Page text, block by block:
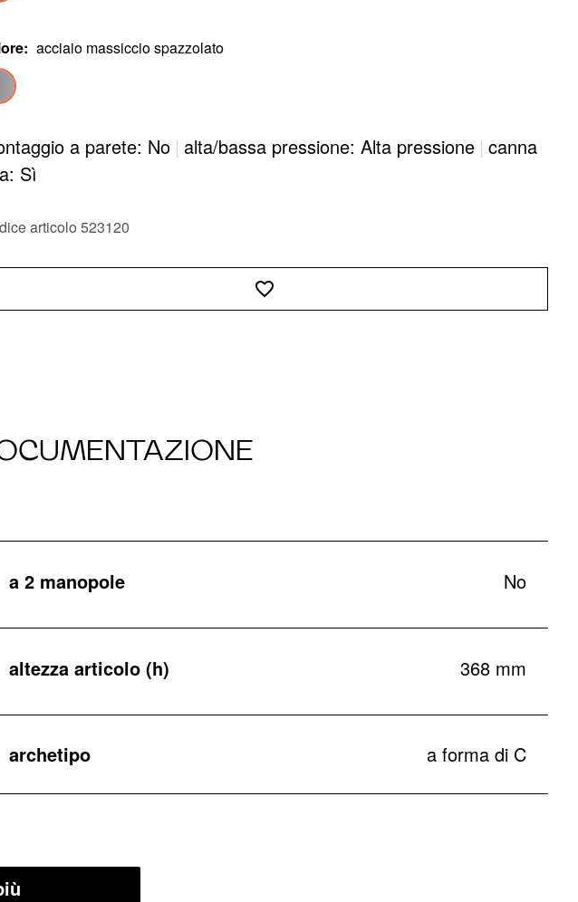
: acciaio massiccio spazzolato
a parete: No | alta/bassa pressione: Alta pressione | canna
Sì
articolo 523120
a 2 manopole No
altezza articolo (h) 368 mm
archetipo a forma di C